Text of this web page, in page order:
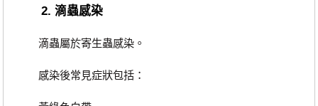
2. 滴蟲感染
滴蟲屬於寄生蟲感染。
感染後常見症狀包括：